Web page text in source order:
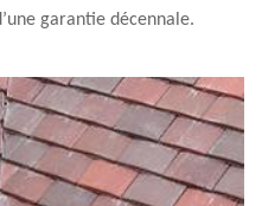
garantie décennale.